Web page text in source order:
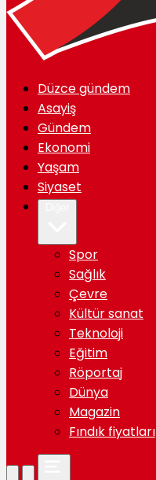
Düzce gündem
Asayiş
Gündem
Ekonomi
Yaşam
Siyaset
Spor
Sağlık
Çevre
Kültür sanat
Teknoloji
Eğitim
Röportaj
Dünya
Magazin
Fındık fiyatları